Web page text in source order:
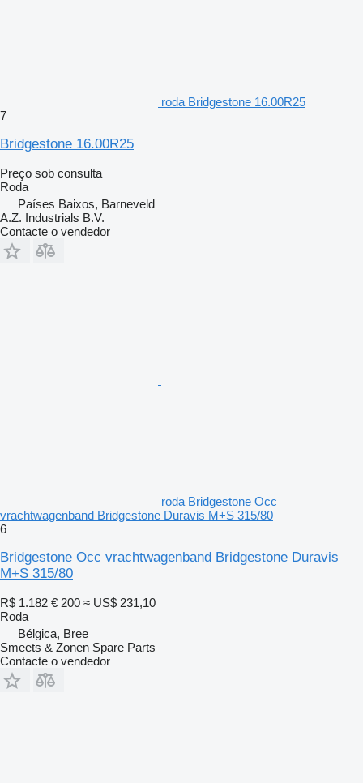
roda Bridgestone 16.00R25
7
Bridgestone 16.00R25
Preço sob consulta
Roda
Países Baixos, Barneveld
A.Z. Industrials B.V.
Contacte o vendedor
roda Bridgestone Occ
vrachtwagenband Bridgestone Duravis M+S 315/80
6
Bridgestone Occ vrachtwagenband Bridgestone Duravis
M+S 315/80
R$ 1.182 € 200 ≈ US$ 231,10
Roda
Bélgica, Bree
Smeets & Zonen Spare Parts
Contacte o vendedor